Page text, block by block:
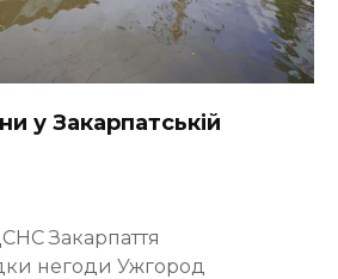
у Закарпатській
Закарпаття
негоди Ужгород